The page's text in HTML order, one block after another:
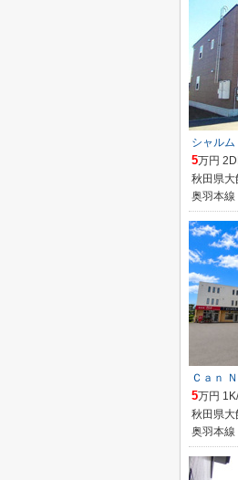
シャル
5万円
秋田県大
奥羽本線
Ｃａｎ
5万円
秋田県大
奥羽本